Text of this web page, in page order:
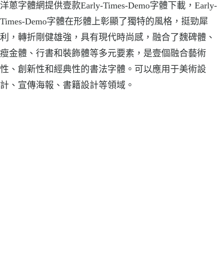
洋蔥字體網提供壹款Early-Times-Demo字體下載，Early-
Times-Demo字體在形體上彰顯了獨特的風格，挺勁犀
利，轉折剛健雄強，具有現代時尚感，融合了魏碑體、
瘦金體、行書和裝飾體等多元要素，是壹個融合藝術
性、創新性和經典性的書法字體。可以應用于美術設
計、宣傳海報、書籍設計等領域。